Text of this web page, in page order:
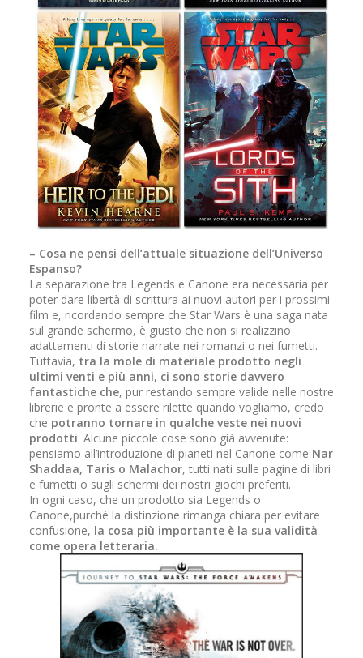
– Cosa ne pensi dell’attuale situazione dell’Universo
Espanso?
La separazione tra Legends e Canone era necessaria per
poter dare libertà di scrittura ai nuovi autori per i prossimi
film e, ricordando sempre che Star Wars è una saga nata
sul grande schermo, è giusto che non si realizzino
adattamenti di storie narrate nei romanzi o nei fumetti.
Tuttavia, tra la mole di materiale prodotto negli
ultimi venti e più anni, ci sono storie davvero
fantastiche che, pur restando sempre valide nelle nostre
librerie e pronte a essere rilette quando vogliamo, credo
che potranno tornare in qualche veste nei nuovi
prodotti. Alcune piccole cose sono già avvenute:
pensiamo all’introduzione di pianeti nel Canone come Nar
Shaddaa, Taris o Malachor, tutti nati sulle pagine di libri
e fumetti o sugli schermi dei nostri giochi preferiti.
In ogni caso, che un prodotto sia Legends o
Canone,purché la distinzione rimanga chiara per evitare
confusione, la cosa più importante è la sua validità
come opera letteraria.